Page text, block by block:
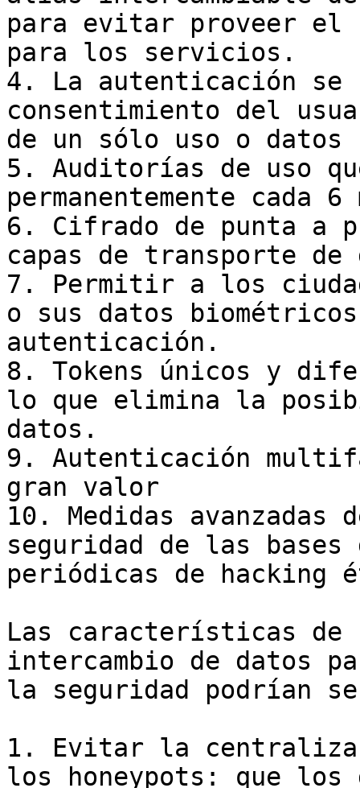
para evitar proveer el
para los servicios.
4. La autenticación
consentimiento del
de un sólo uso o datos
5. Auditorías de uso
permanentemente cada 6
6. Cifrado de punta a
capas de transporte de
7. Permitir a los
o sus datos
autenticación.
8. Tokens únicos y
lo que elimina la
datos.
9. Autenticación
gran valor
10. Medidas
seguridad de las
periódicas de hacking
Las características de
intercambio de datos
la seguridad podrían
1. Evitar la
los honeypots: que los